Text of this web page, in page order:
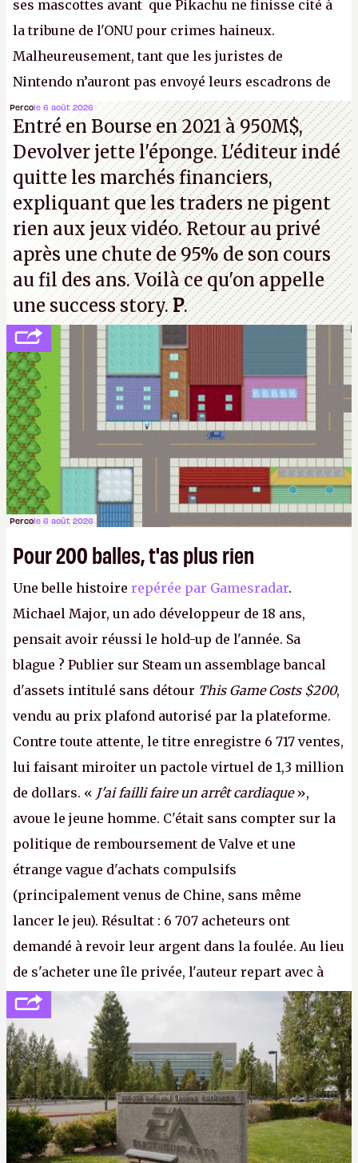
ses mascottes avant que Pikachu ne finisse cité à
la tribune de l'ONU pour crimes haineux.
Malheureusement, tant que les juristes de
Nintendo n’auront pas envoyé leurs escadrons de
la mort judiciaires pour distribuer du copyright
strike à tour de bras, l'Oncle Sam continuera
d'étaler sa confiture intellectuelle sur vos
souvenirs d'enfance.P.
Percole 6 août 2026
Entré en Bourse en 2021 à 950M$,
Devolver jette l'éponge. L'éditeur indé
quitte les marchés financiers,
expliquant que les traders ne pigent
rien aux jeux vidéo. Retour au privé
après une chute de 95% de son cours
au fil des ans. Voilà ce qu'on appelle
une success story.P.
Percole 6 août 2026
Pour 200 balles, t'as plus rien
Une belle histoire repérée par Gamesradar.
Michael Major, un ado développeur de 18 ans,
pensait avoir réussi le hold-up de l'année. Sa
blague ? Publier sur Steam un assemblage bancal
d'assets intitulé sans détour This Game Costs $200,
vendu au prix plafond autorisé par la plateforme.
Contre toute attente, le titre enregistre 6 717 ventes,
lui faisant miroiter un pactole virtuel de 1,3 million
de dollars. « J'ai failli faire un arrêt cardiaque»,
avoue le jeune homme. C'était sans compter sur la
politique de remboursement de Valve et une
étrange vague d'achats compulsifs
(principalement venus de Chine, sans même
lancer le jeu). Résultat : 6 707 acheteurs ont
demandé à revoir leur argent dans la foulée. Au lieu
de s'acheter une île privée, l'auteur repart avec à
peine 2 000 dollars en poche. C'est toujours plus
cher payé que le temps passé à dev, mais ça
apprendra aux petits malins qu'on ne braque pas
Gabe Newell aussi facilement.P.